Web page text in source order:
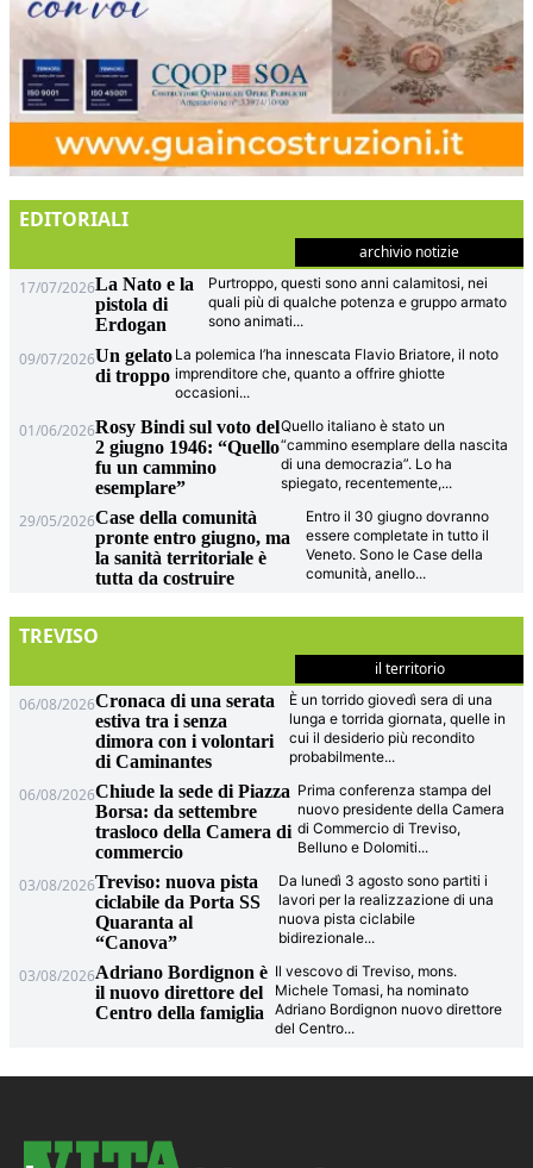
EDITORIALI
archivio notizie
17/07/2026La Nato e la
pistola di
Erdogan
Purtroppo, questi sono anni calamitosi, nei
quali più di qualche potenza e gruppo armato
sono animati...
09/07/2026Un gelato
di troppo
La polemica l’ha innescata Flavio Briatore, il noto
imprenditore che, quanto a offrire ghiotte
occasioni...
01/06/2026Rosy Bindi sul voto del
2 giugno 1946: “Quello
fu un cammino
esemplare”
Quello italiano è stato un
“cammino esemplare della nascita
di una democrazia”. Lo ha
spiegato, recentemente,...
29/05/2026Case della comunità
pronte entro giugno, ma
la sanità territoriale è
tutta da costruire
Entro il 30 giugno dovranno
essere completate in tutto il
Veneto. Sono le Case della
comunità, anello...
TREVISO
il territorio
06/08/2026Cronaca di una serata
estiva tra i senza
dimora con i volontari
di Caminantes
È un torrido giovedì sera di una
lunga e torrida giornata, quelle in
cui il desiderio più recondito
probabilmente...
06/08/2026Chiude la sede di Piazza
Borsa: da settembre
trasloco della Camera di
commercio
Prima conferenza stampa del
nuovo presidente della Camera
di Commercio di Treviso,
Belluno e Dolomiti...
03/08/2026Treviso: nuova pista
ciclabile da Porta SS
Quaranta al
“Canova”
Da lunedì 3 agosto sono partiti i
lavori per la realizzazione di una
nuova pista ciclabile
bidirezionale...
03/08/2026Adriano Bordignon è
il nuovo direttore del
Centro della famiglia
Il vescovo di Treviso, mons.
Michele Tomasi, ha nominato
Adriano Bordignon nuovo direttore
del Centro...